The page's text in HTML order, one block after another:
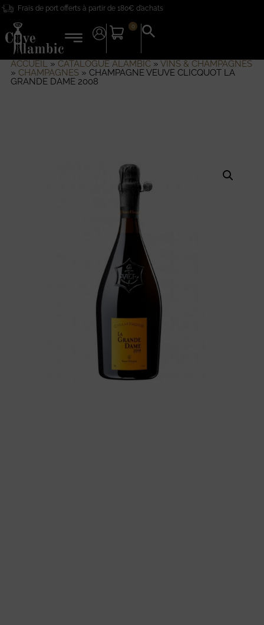
Frais de port offerts à partir de 180€ d’achats
0
Search
for:
ACCUEIL» CATALOGUE ALAMBIC» VINS & CHAMPAGNES
» CHAMPAGNES» CHAMPAGNE VEUVE CLICQUOT LA
GRANDE DAME 2008